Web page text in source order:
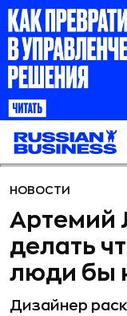
НОВОСТИ
Артемий
делать
люди бы
Дизайнер